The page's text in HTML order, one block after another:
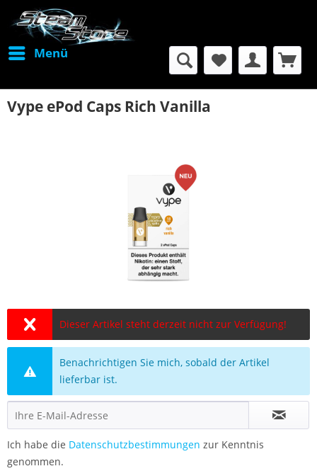
Menü
Vype ePod Caps Rich Vanilla
Dieser Artikel steht derzeit nicht zur Verfügung!
Benachrichtigen Sie mich, sobald der Artikel
lieferbar ist.
Ich habe die Datenschutzbestimmungen zur Kenntnis
genommen.